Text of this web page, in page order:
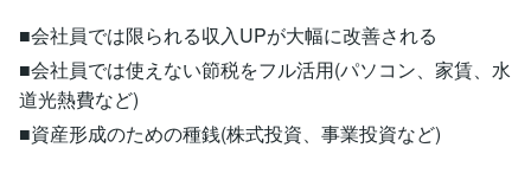
■会社員では限られる収入UPが大幅に改善される
■会社員では使えない節税をフル活用(パソコン、家賃、水
道光熱費など)
■資産形成のための種銭(株式投資、事業投資など)